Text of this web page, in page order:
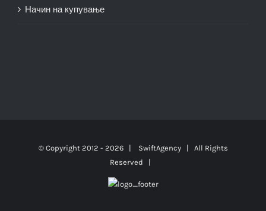
Начин на купување
© Copyright 2012 - 2026 | SwiftAgency| All Rights
Reserved |